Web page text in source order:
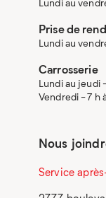
Prise de
Lundi au
Carrosserie
Lundi au jeudi
Vendredi - 7 h
Nous
Service